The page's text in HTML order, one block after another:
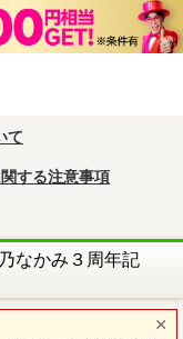
て
する注意事項
なかみ３周年記